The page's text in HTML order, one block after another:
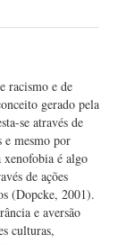
racismo e de
gerado pela
se através de
e mesmo por
xenofobia é algo
de ações
(Dopcke, 2001).
e aversão
culturas,